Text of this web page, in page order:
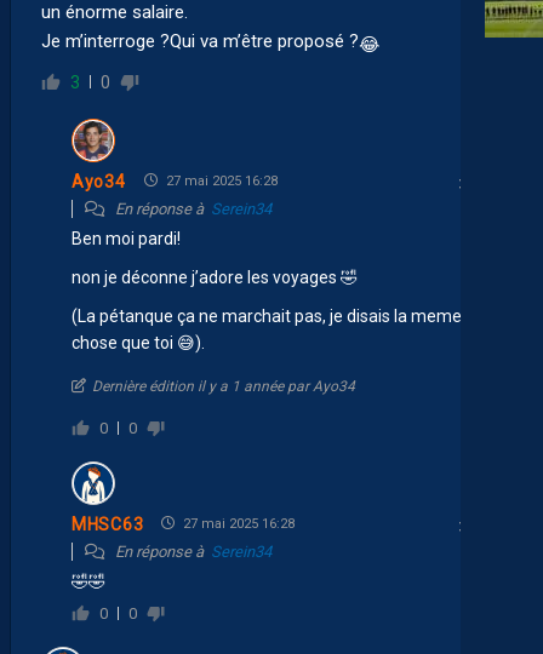
un énorme salaire.
Je m’interroge ?Qui va m’être proposé ?😂
3 0
Ayo34 27 mai 2025 16:28
En réponse à Serein34
Ben moi pardi!
non je déconne j’adore les voyages 🤣
(La pétanque ça ne marchait pas, je disais la meme
chose que toi 😅).
Dernière édition il y a 1 année par Ayo34
0 0
MHSC63 27 mai 2025 16:28
En réponse à Serein34
🤣🤣
0 0